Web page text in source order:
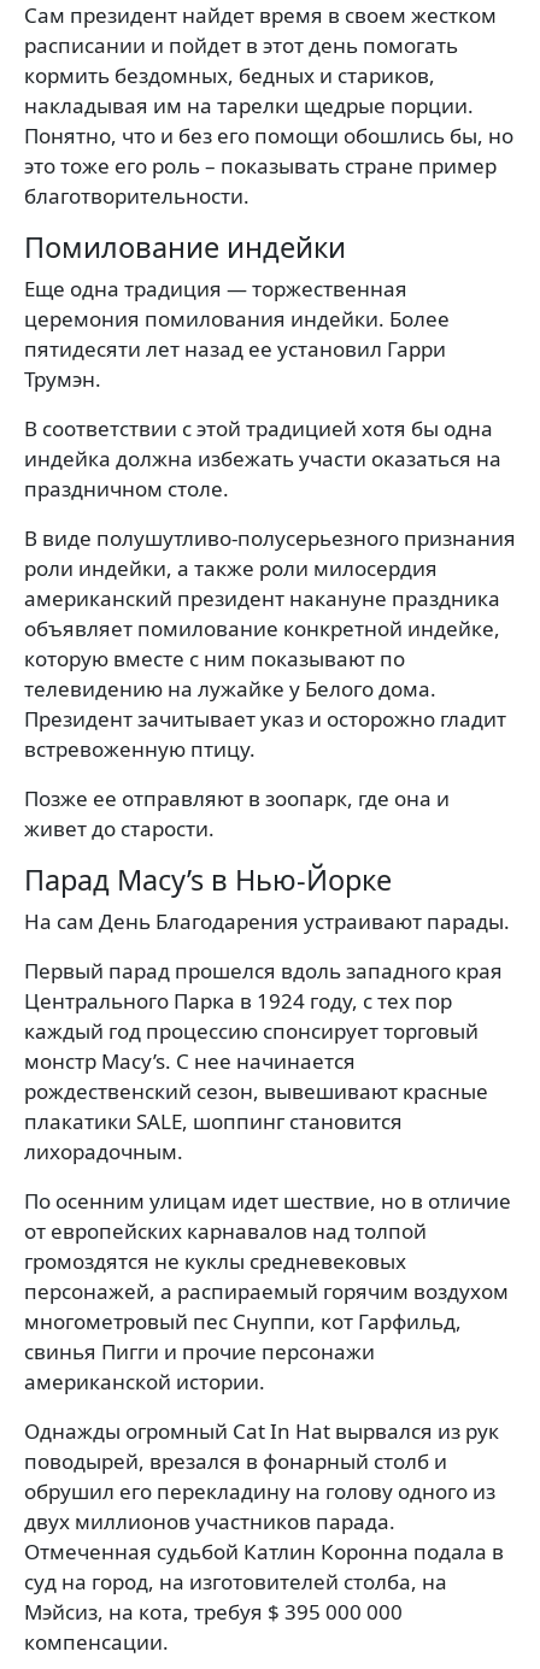
Сам президент найдет время в своем жестком
расписании и пойдет в этот день помогать
кормить бездомных, бедных и стариков,
накладывая им на тарелки щедрые порции.
Понятно, что и без его помощи обошлись бы, но
это тоже его роль – показывать стране пример
благотворительности.
Помилование индейки
Еще одна традиция — торжественная
церемония помилования индейки. Более
пятидесяти лет назад ее установил Гарри
Трумэн.
В соответствии с этой традицией хотя бы одна
индейка должна избежать участи оказаться на
праздничном столе.
В виде полушутливо-полусерьезного признания
роли индейки, а также роли милосердия
американский президент накануне праздника
объявляет помилование конкретной индейке,
которую вместе с ним показывают по
телевидению на лужайке у Белого дома.
Президент зачитывает указ и осторожно гладит
встревоженную птицу.
Позже ее отправляют в зоопарк, где она и
живет до старости.
Парад Macy’s в Нью-Йорке
На сам День Благодарения устраивают парады.
Первый парад прошелся вдоль западного края
Центрального Парка в 1924 году, с тех пор
каждый год процессию спонсирует торговый
монстр Macy’s. С нее начинается
рождественский сезон, вывешивают красные
плакатики SALE, шоппинг становится
лихорадочным.
По осенним улицам идет шествие, но в отличие
от европейских карнавалов над толпой
громоздятся не куклы средневековых
персонажей, а распираемый горячим воздухом
многометровый пес Снуппи, кот Гарфильд,
свинья Пигги и прочие персонажи
американской истории.
Однажды огромный Cat In Hat вырвался из рук
поводырей, врезался в фонарный столб и
обрушил его перекладину на голову одного из
двух миллионов участников парада.
Отмеченная судьбой Катлин Коронна подала в
суд на город, на изготовителей столба, на
Мэйсиз, на кота, требуя $ 395 000 000
компенсации.